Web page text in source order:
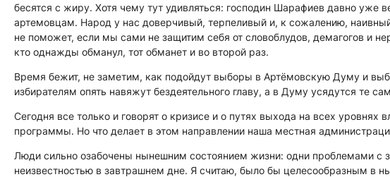
бесятся с жиру. Хотя чему тут удивляться: господин Шарафиев давно уже
артемовцам. Народ у нас доверчивый, терпеливый и, к сожалению,
не поможет, если мы сами не защитим себя от словоблудов, демагогов и
кто однажды обманул, тот обманет и во второй раз.
Время бежит, не заметим, как подойдут выборы в Артёмовскую Думу и
избирателям опять навяжут бездеятельного главу, а в Думу усядутся те
Сегодня все только и говорят о кризисе и о путях выхода на всех уровнях
программы. Но что делает в этом направлении наша местная
Люди сильно озабочены нынешним состоянием жизни: одни проблемами с
неизвестностью в завтрашнем дне. Я считаю, было бы целесообразным в